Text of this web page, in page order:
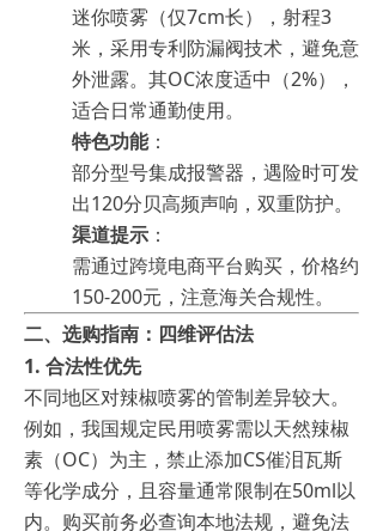
迷你喷雾（仅7cm长），射程3
米，采用专利防漏阀技术，避免意
外泄露。其OC浓度适中（2%），
适合日常通勤使用。
特色功能：
部分型号集成报警器，遇险时可发
出120分贝高频声响，双重防护。
渠道提示 ：
需通过跨境电商平台购买，价格约
150-200元，注意海关合规性。
二、选购指南：四维评估法
1. 合法性优先
不同地区对辣椒喷雾的管制差异较大。
例如，我国规定民用喷雾需以天然辣椒
素（OC）为主，禁止添加CS催泪瓦斯
等化学成分，且容量通常限制在50ml以
内。购买前务必查询本地法规，避免法